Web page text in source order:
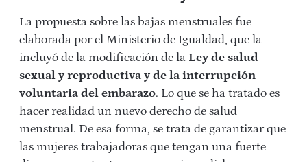
La propuesta sobre las bajas menstruales fue
elaborada por el Ministerio de Igualdad, que la
incluyó de la modificación de la Ley de salud
sexual y reproductiva y de la interrupción
voluntaria del embarazo. Lo que se ha tratado es
hacer realidad un nuevo derecho de salud
menstrual. De esa forma, se trata de garantizar que
las mujeres trabajadoras que tengan una fuerte